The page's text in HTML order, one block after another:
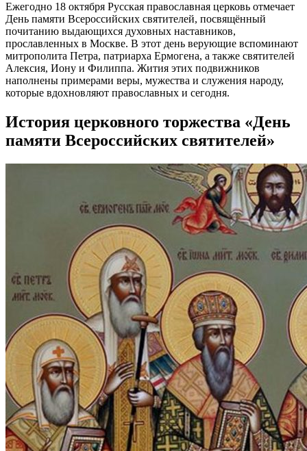
Ежегодно 18 октября Русская православная церковь отмечает
День памяти Всероссийских святителей, посвящённый
почитанию выдающихся духовных наставников,
прославленных в Москве. В этот день верующие вспоминают
митрополита Петра, патриарха Ермогена, а также святителей
Алексия, Иону и Филиппа. Жития этих подвижников
наполнены примерами веры, мужества и служения народу,
которые вдохновляют православных и сегодня.
История церковного торжества «День
памяти Всероссийских святителей»